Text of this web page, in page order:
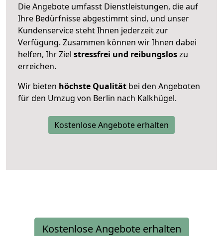
Die Angebote umfasst Dienstleistungen, die auf
Ihre Bedürfnisse abgestimmt sind, und unser
Kundenservice steht Ihnen jederzeit zur
Verfügung. Zusammen können wir Ihnen dabei
helfen, Ihr Ziel stressfrei und reibungsloszu
erreichen.
Wir bieten höchste Qualität bei den Angeboten
für den Umzug von Berlin nach Kalkhügel.
Kostenlose Angebote erhalten
Kostenlose Angebote erhalten